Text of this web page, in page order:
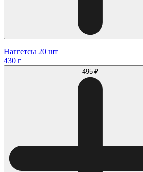
Наггетсы 20 шт
430 г
495 ₽